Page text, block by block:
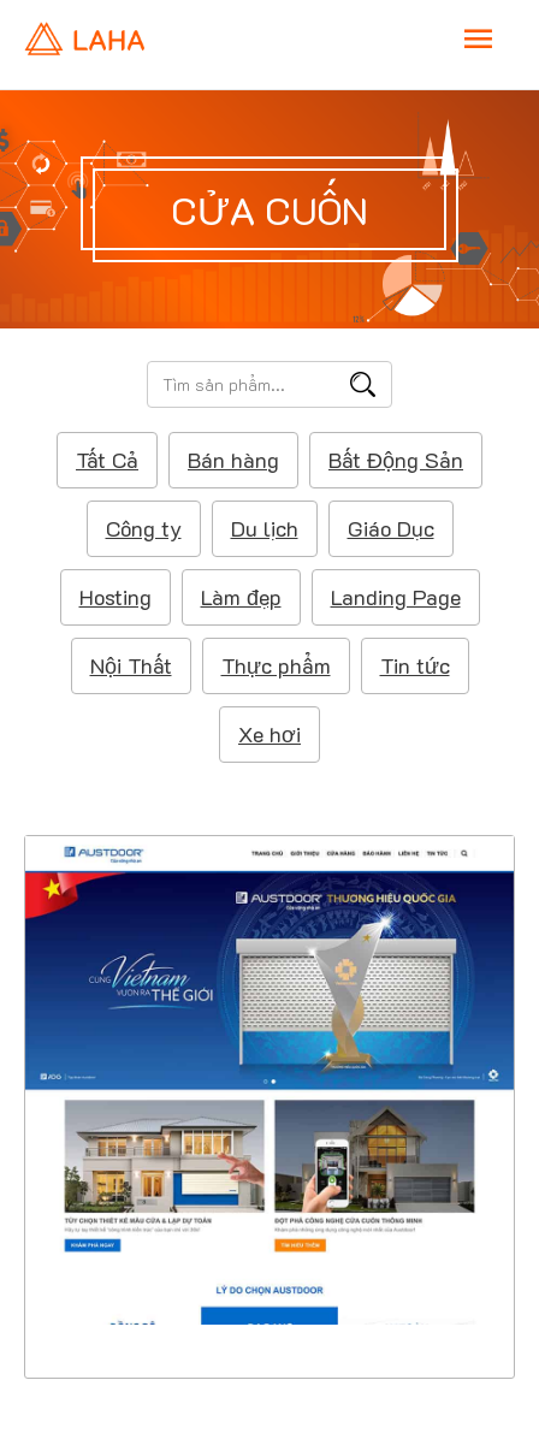
M
a
i
n
n
u
CỬA CUỐN
T
ì
m
i
ế
m
Tất Cả Bán hàng Bất Động Sản
Công ty Du lịch Giáo Dục
Hosting Làm đẹp Landing Page
Nội Thất Thực phẩm Tin tức
Xe hơi
4683
CHI TIẾT
XEM THỰC TẾ